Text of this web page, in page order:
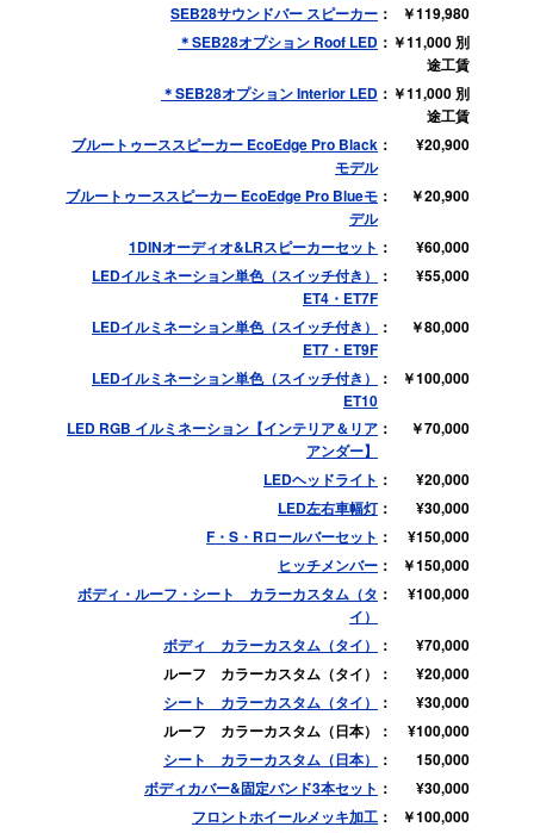
SEB28サウンドバー スピーカー
￥119,980
＊SEB28オプション Roof LED
￥11,000 別
途工賃
＊SEB28オプション Interior LED
￥11,000 別
途工賃
ブルートゥーススピーカー EcoEdge Pro Black
モデル
¥20,900
ブルートゥーススピーカー EcoEdge Pro Blueモ
デル
￥20,900
1DINオーディオ&LRスピーカーセット
¥60,000
LEDイルミネーション単色（スイッチ付き）
ET4・ET7F
¥55,000
LEDイルミネーション単色（スイッチ付き）
ET7・ET9F
￥80,000
LEDイルミネーション単色（スイッチ付き）
ET10
￥100,000
LED RGB イルミネーション【インテリア＆リア
アンダー】
￥70,000
LEDヘッドライト
¥20,000
LED左右車幅灯
¥30,000
F・S・Rロールバーセット
¥150,000
ヒッチメンバー
￥150,000
ボディ・ルーフ・シート カラーカスタム（タ
イ）
¥100,000
ボディ カラーカスタム（タイ）
¥70,000
ルーフ カラーカスタム（タイ）
¥20,000
シート カラーカスタム（タイ）
¥30,000
ルーフ カラーカスタム（日本）
¥100,000
シート カラーカスタム（日本）
150,000
ボディカバー&固定バンド3本セット
¥30,000
フロントホイールメッキ加工
￥100,000